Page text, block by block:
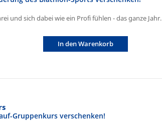
und sich dabei wie ein Profi fühlen - das ganze Jahr.
In den Warenkorb
Gruppenkurs verschenken!